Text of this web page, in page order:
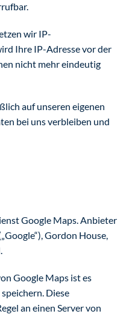
wir IP-
Ihre IP-Adresse vor der
nicht mehr eindeutig
auf unseren eigenen
bei uns verbleiben und
Google Maps. Anbieter
Gordon House,
Google Maps ist es
Diese
an einen Server von